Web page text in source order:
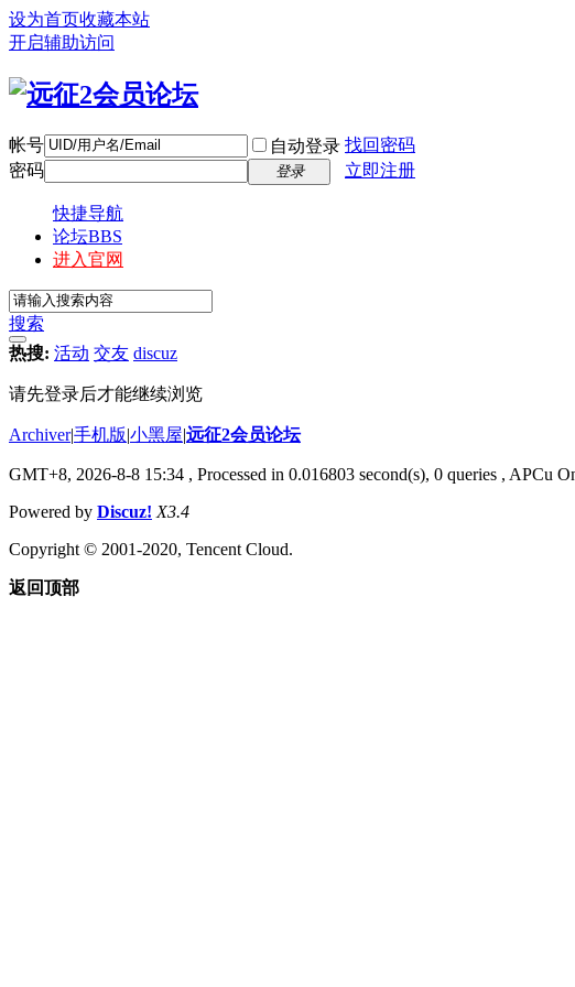
设为首页收藏本站
开启辅助访问
帐号 自动登录 找回密码
密码
登录 立即注册
快捷导航
论坛BBS
进入官网
搜索
热搜: 活动 交友 discuz
请先登录后才能继续浏览
Archiver|手机版|小黑屋|远征2会员论坛
GMT+8, 2026-8-8 15:34 , Processed in 0.016803 second(s), 0 queries , APCu
Powered by Discuz! X3.4
Copyright © 2001-2020, Tencent Cloud.
返回顶部